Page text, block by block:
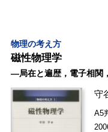
物理の考え方
磁性物理学
―局在と遍歴，電子相関
守
A5